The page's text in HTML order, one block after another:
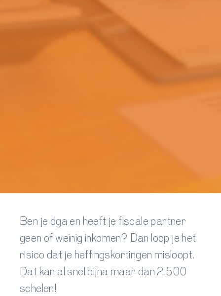
Ben je dga en heeft je fiscale partner
geen of weinig inkomen? Dan loop je het
risico dat je heffingskortingen misloopt.
Dat kan al snel bijna maar dan 2.500
schelen!